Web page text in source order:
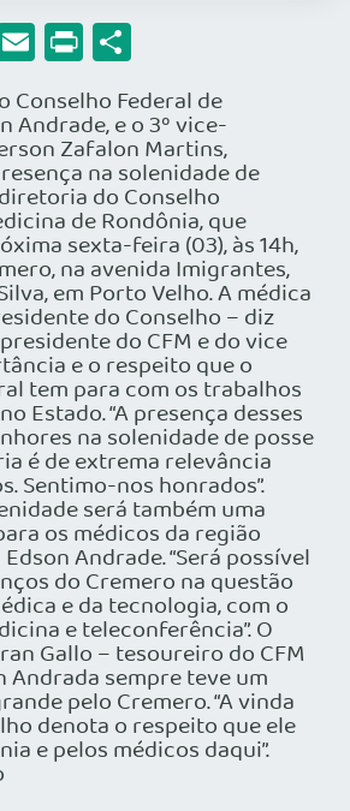
Email
Print
Conselho Federal de
Andrade, e o 3º vice-
Zafalon Martins,
na solenidade de
do Conselho
de Rondônia, que
sexta-feira (03), às 14h,
na avenida Imigrantes,
em Porto Velho. A médica
do Conselho – diz
do CFM e do vice
e o respeito que o
tem para com os trabalhos
Estado. “A presença desses
na solenidade de posse
é de extrema relevância
Sentimo-nos honrados”.
será também uma
os médicos da região
Andrade. “Será possível
do Cremero na questão
e da tecnologia, com o
e teleconferência”. O
Gallo – tesoureiro do CFM
Andrada sempre teve um
pelo Cremero. “A vinda
denota o respeito que ele
e pelos médicos daqui”.